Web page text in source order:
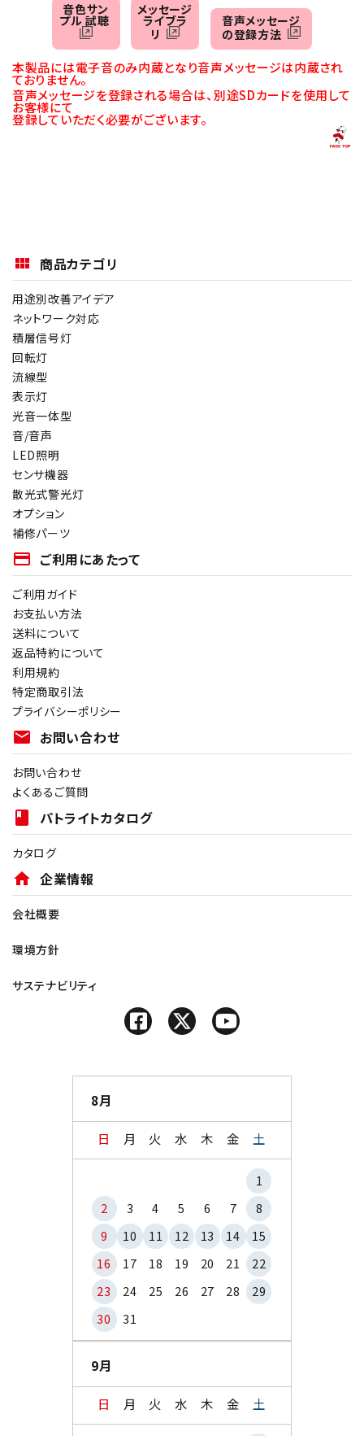
音色サン
プル 試聴
メッセージ
ライブラ
リ
音声メッセージ
の登録方法
本製品には電子音のみ内蔵となり音声メッセージは内蔵され
ておりません。
音声メッセージを登録される場合は、別途SDカードを使用して
お客様にて
登録していただく必要がございます。
商品カテゴリ
用途別改善アイデア
ネットワーク対応
積層信号灯
回転灯
流線型
表示灯
光音一体型
音/音声
LED照明
センサ機器
散光式警光灯
オプション
補修パーツ
payment ご利用にあたって
ご利用ガイド
お支払い方法
送料について
返品特約について
利用規約
特定商取引法
プライバシーポリシー
mail お問い合わせ
お問い合わせ
よくあるご質問
book パトライトカタログ
カタログ
home 企業情報
会社概要
環境方針
サステナビリティ
8月
日 月 火 水 木 金 土
1
2
3 4 5 6 7
8
9
10 11 12 13 14
15
16
17 18 19 20 21
22
23
24 25 26 27 28
29
30
31
9月
日 月 火 水 木 金 土